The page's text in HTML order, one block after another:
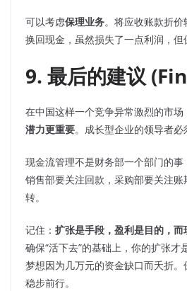
可以考虑保理业务。将应收账款折
换回现金，虽然损失了一点利润，但
9. 最后的建议
在中国这样一个竞争异常激烈的市场
潜力更重要。成长型企业的领导者必
现金流管理不是财务部一个部门的事
销售部要关注回款，采购部要关注
转。
记住： 扩张是手段，盈利是目的，而
确保“活下去”的基础上，你的扩张才
梦想因为几万元的资金缺口而夭折。
稳步前行。